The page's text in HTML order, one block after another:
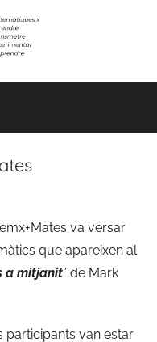
va versar
que apareixen al
a mitjanit” de Mark
participants van estar